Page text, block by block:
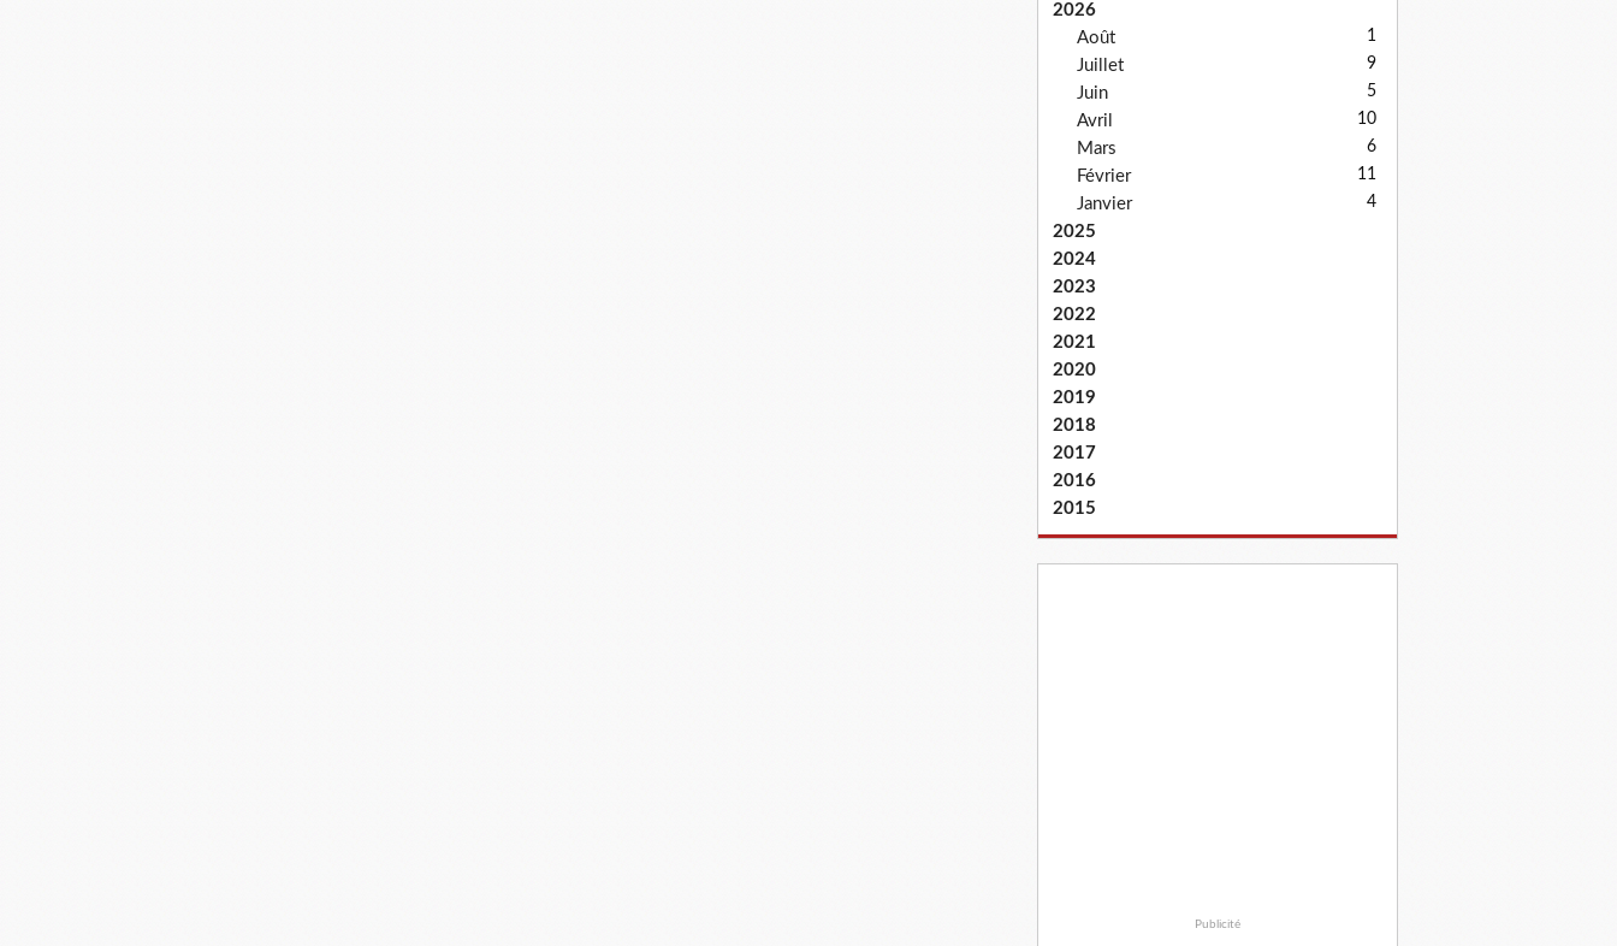
2026
Août
1
Juillet 9
Juin 5
Avril 10
Mars 6
Février 11
Janvier 4
2025
2024
2023
2022
2021
2020
2019
2018
2017
2016
2015
Publicité